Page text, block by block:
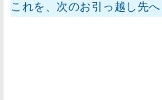
これを、次のお引っ越し先へ